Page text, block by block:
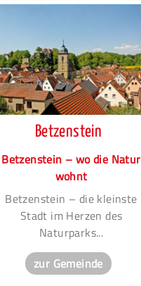
Betzenstein
Betzenstein – wo die Natur
wohnt
Betzenstein – die kleinste
Stadt im Herzen des
Naturparks...
zur Gemeinde